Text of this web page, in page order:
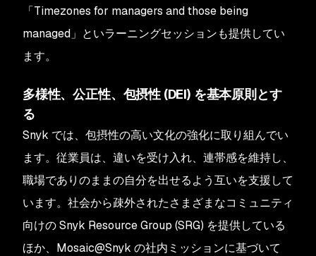
「Timezones for managers and those being
managed」といラーニングセッションも提供してい
ます。
多様性、公正性、包摂性 (DEI) を基本原則とす
る
Snyk では、包摂性の高い文化の強化に取り組んでい
ます。従業員は、違いを受け入れ、連帯感を維持し、
職場でありのままの自分を出せるよう互いを支援して
います。社会から疎外されたさまざまなコミュニティ
向けの Snyk Resource Group (SRG) を提供している
ほか、Mosaic@Snyk の社内ミッションに基づいて